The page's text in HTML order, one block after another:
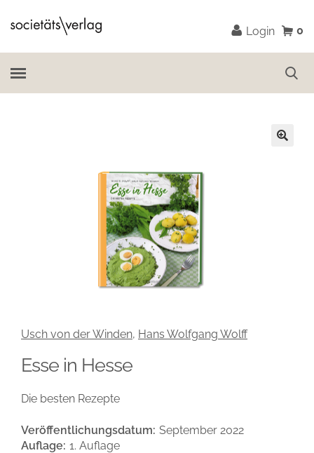
Login 0
Usch von der Winden, Hans Wolfgang Wolff
Esse in Hesse
Die besten Rezepte
Veröffentlichungsdatum: September 2022
Auflage: 1. Auflage